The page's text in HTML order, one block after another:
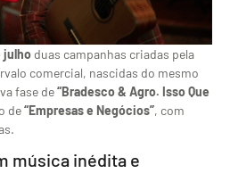
julho duas campanhas criadas pela
comercial, nascidas do mesmo
fase de“Bradesco & Agro. Isso Que
de“Empresas e Negócios”, com
música inédita e